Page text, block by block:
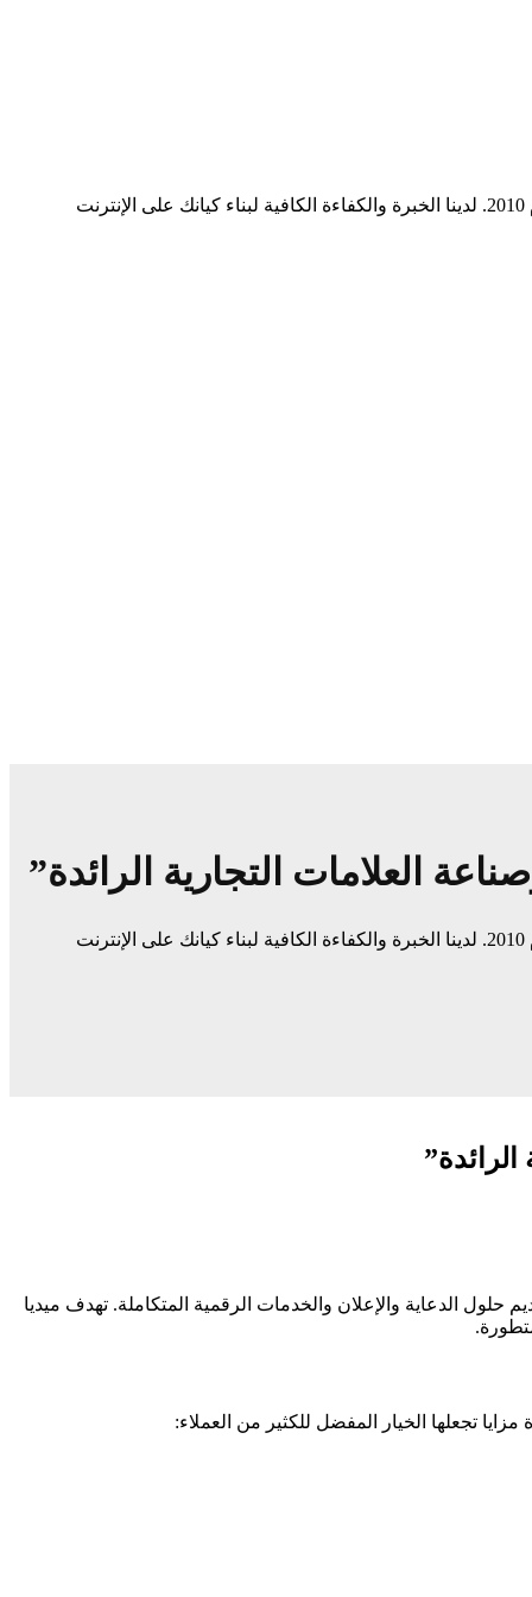
ميديا ​​سيرف هي شركة رائدة في مجال وسائل التواصل الاجتماعي وخدمات التسويق الرقمي وتصميم المواقع الإلكترونية. نحن نعمل منذ عام 2010. لدينا الخبرة والكفاءة الكافية لبناء كيانك على الإنترنت
ميديا ​​سيرف هي شركة رائدة في مجال وسائل التواصل الاجتماعي وخدمات التسويق الرقمي وتصميم المواقع الإلكترونية. نحن نعمل منذ عام 2010. لدينا الخبرة والكفاءة الكافية لبناء كيانك على الإنترنت
حلول الدعاية والإعلان والخدمات الرقمية المتكاملة. تهدف ميديا
تجعلها الخيار المفضل للكثير من العملاء: